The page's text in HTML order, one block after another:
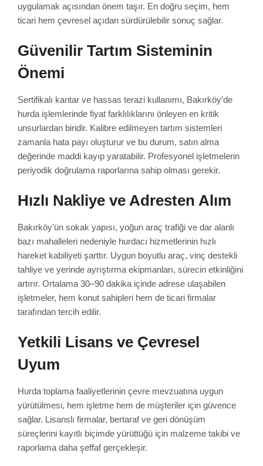
uygulamak açısından önem taşır. En doğru seçim, hem
ticari hem çevresel açıdan sürdürülebilir sonuç sağlar.
Güvenilir Tartım Sisteminin
Önemi
Sertifikalı kantar ve hassas terazi kullanımı, Bakırköy’de
hurda işlemlerinde fiyat farklılıklarını önleyen en kritik
unsurlardan biridir. Kalibre edilmeyen tartım sistemleri
zamanla hata payı oluşturur ve bu durum, satın alma
değerinde maddi kayıp yaratabilir. Profesyonel işletmelerin
periyodik doğrulama raporlarına sahip olması gerekir.
Hızlı Nakliye ve Adresten Alım
Bakırköy’ün sokak yapısı, yoğun araç trafiği ve dar alanlı
bazı mahalleleri nedeniyle hurdacı hizmetlerinin hızlı
hareket kabiliyeti şarttır. Uygun boyutlu araç, vinç destekli
tahliye ve yerinde ayrıştırma ekipmanları, sürecin etkinliğini
artırır. Ortalama 30–90 dakika içinde adrese ulaşabilen
işletmeler, hem konut sahipleri hem de ticari firmalar
tarafından tercih edilir.
Yetkili Lisans ve Çevresel
Uyum
Hurda toplama faaliyetlerinin çevre mevzuatına uygun
yürütülmesi, hem işletme hem de müşteriler için güvence
sağlar. Lisanslı firmalar, bertaraf ve geri dönüşüm
süreçlerini kayıtlı biçimde yürüttüğü için malzeme takibi ve
raporlama daha şeffaf gerçekleşir.